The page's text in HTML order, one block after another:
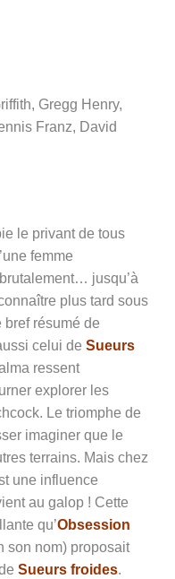
Gregg Henry,
Franz, David
le privant de tous
femme
jusqu’à
plus tard sous
bref résumé de
celui de Sueurs
ressent
explorer les
Le triomphe de
imaginer que le
terrains. Mais chez
une influence
au galop ! Cette
qu’Obsession
son nom) proposait
Sueurs froides.